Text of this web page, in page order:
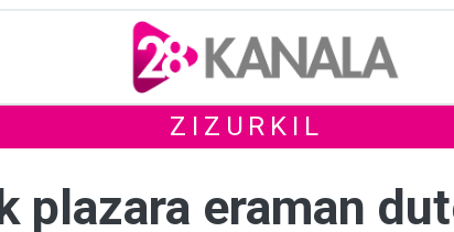
ZIZURKIL
plazara eraman